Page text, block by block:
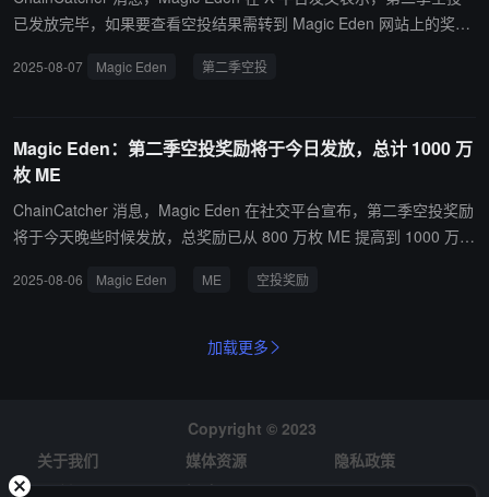
已发放完毕，如果要查看空投结果需转到 Magic Eden 网站上的奖励
2025-08-07 Magic Eden 第二季空投
Magic Eden：第二季空投奖励将于今日发放，总计 1000 万
枚 ME
ChainCatcher 消息，Magic Eden 在社交平台宣布，第二季空投奖励
将于今天晚些时候发放，总奖励已从 800 万枚 ME 提高到 1000 万枚
2025-08-06 Magic Eden ME 空投奖励
加载更多
Copyright © 2023
关于我们
媒体资源
隐私政策
风险提示
招聘